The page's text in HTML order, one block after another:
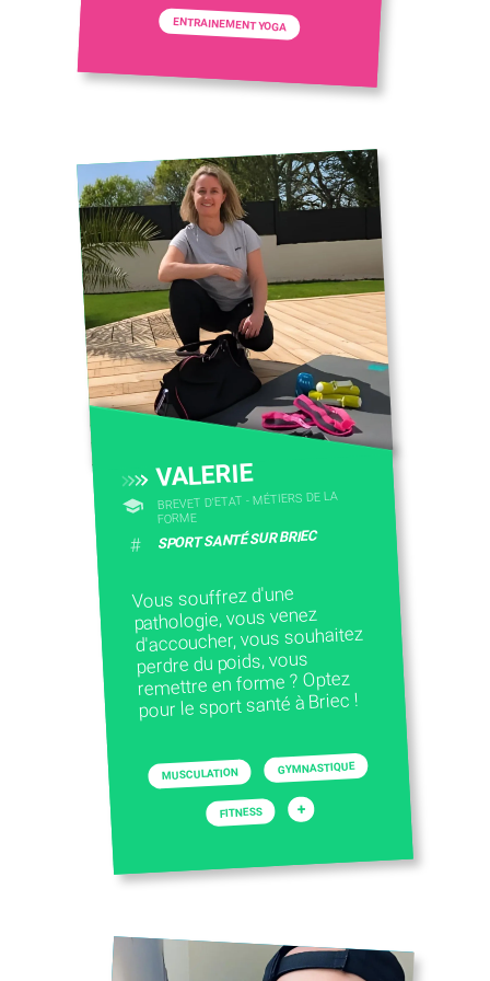
ENTRAINEMENT YOGA
VALERIE
BREVET D'ETAT - MÉTIERS DE LA
FORME
# SPORT SANTÉ SUR BRIEC
Vous souffrez d'une
pathologie, vous venez
d'accoucher, vous souhaitez
perdre du poids, vous
remettre en forme ? Optez
pour le sport santé à Briec !
MUSCULATION GYMNASTIQUE
FITNESS +